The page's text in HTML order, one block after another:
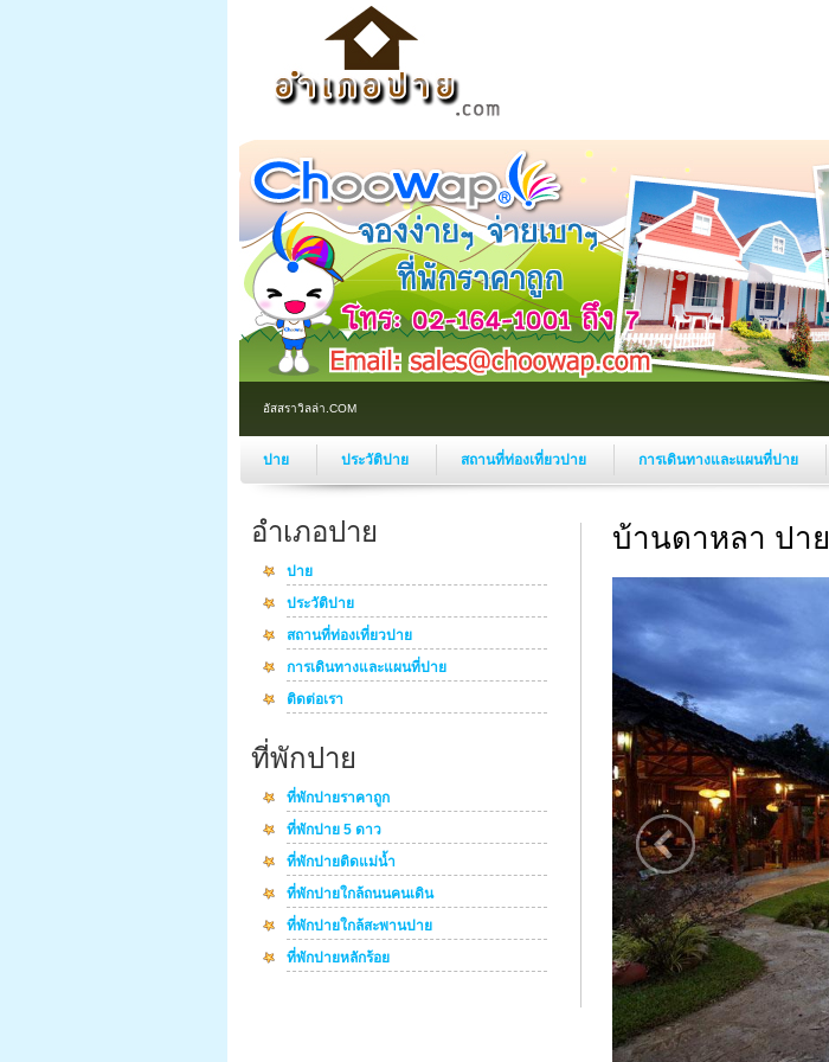
อัสสราวิลล่า.COM
ปาย ประวัติปาย สถานที่ท่องเที่ยวปาย การเดินทางและแผนที่ปาย
อำเภอปาย
ปาย
ประวัติปาย
สถานที่ท่องเที่ยวปาย
การเดินทางและแผนที่ปาย
ติดต่อเรา
ที่พักปาย
ที่พักปายราคาถูก
ที่พักปาย 5 ดาว
ที่พักปายติดแม่น้ำ
ที่พักปายใกล้ถนนคนเดิน
ที่พักปายใกล้สะพานปาย
ที่พักปายหลักร้อย
บ้านดาหลา ปาย